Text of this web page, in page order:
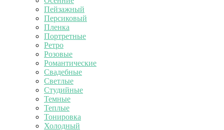
Пейзажный
Персиковый
Пленка
Портретные
Ретро
Розовые
Романтические
Свадебные
Светлые
Студийные
Темные
Теплые
Тонировка
Холодный